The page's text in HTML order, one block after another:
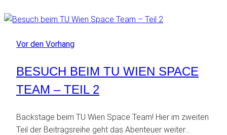
Vor den Vorhang
BESUCH BEIM TU WIEN SPACE
TEAM – TEIL 2
Backstage beim TU Wien Space Team! Hier im zweiten
Teil der Beitragsreihe geht das Abenteuer weiter…